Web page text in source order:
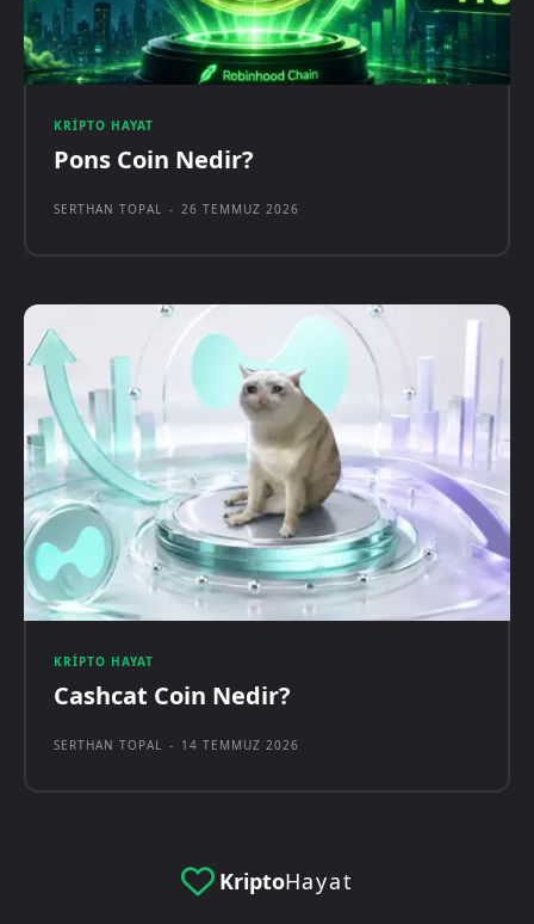
KRIPTO HAYAT
Pons Coin Nedir?
SERTHAN TOPAL - 26 TEMMUZ 2026
KRIPTO HAYAT
Cashcat Coin Nedir?
SERTHAN TOPAL - 14 TEMMUZ 2026
KriptoHayat